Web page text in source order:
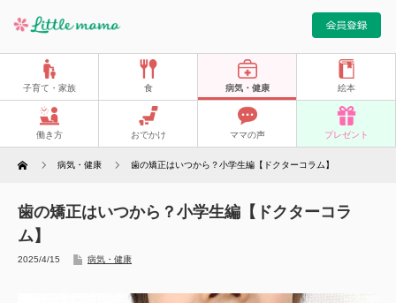
子育て・家族 食 病気・健康 絵本
働き方 おでかけ ママの声 プレゼント
Home 病気・健康 歯の矯正はいつから？小学生編【ドクターコラム】
歯の矯正はいつから？小学生編【ドクターコラ
ム】
2025/4/15 病気・健康